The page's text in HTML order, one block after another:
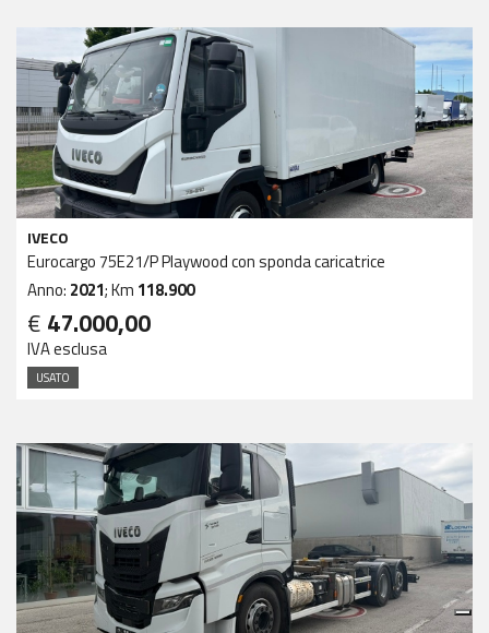
IVECO
Eurocargo 75E21/P Playwood con sponda caricatrice
Anno: 2021; Km 118.900
€ 47.000,00
IVA esclusa
USATO